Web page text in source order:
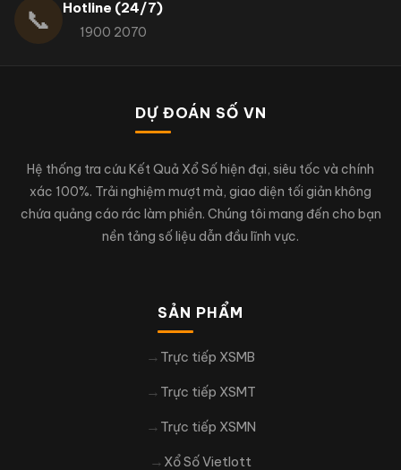
📞 Hotline (24/7)
1900 2070
DỰ ĐOÁN SỐ VN
Hệ thống tra cứu Kết Quả Xổ Số hiện đại, siêu tốc và chính
xác 100%. Trải nghiệm mượt mà, giao diện tối giản không
chứa quảng cáo rác làm phiền. Chúng tôi mang đến cho bạn
nền tảng số liệu dẫn đầu lĩnh vực.
SẢN PHẨM
Trực tiếp XSMB
Trực tiếp XSMT
Trực tiếp XSMN
Xổ Số Vietlott